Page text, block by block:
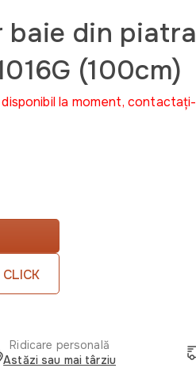
baie din piatra
(100cm)
la moment, contactați-
CLICK
Ridicare personală
Astăzi sau mai târziu